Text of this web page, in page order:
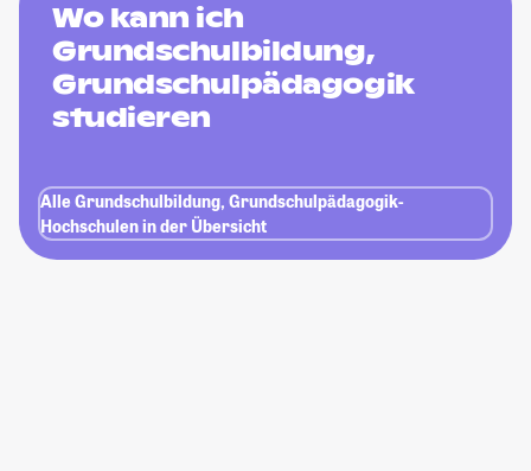
Wo kann ich
Grundschulbildung,
Grundschulpädagogik
studieren
Alle Grundschulbildung, Grundschulpädagogik-
Hochschulen in der Übersicht